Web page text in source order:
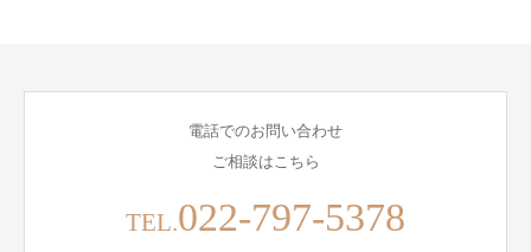
電話でのお問い合わせ
ご相談はこちら
TEL.022-797-5378